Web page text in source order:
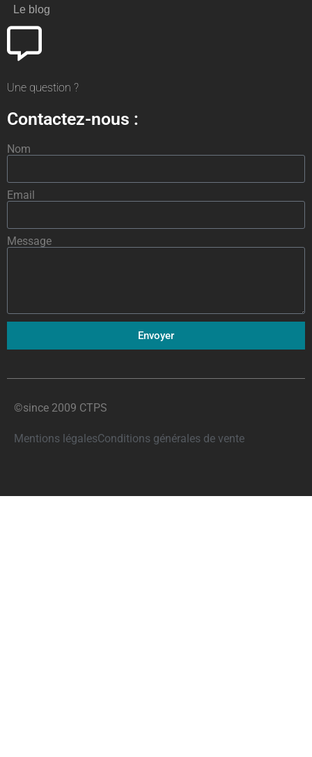
Le blog
Une question ?
Contactez-nous :
Nom
Email
Message
Envoyer
©since 2009 CTPS
Mentions légalesConditions générales de vente